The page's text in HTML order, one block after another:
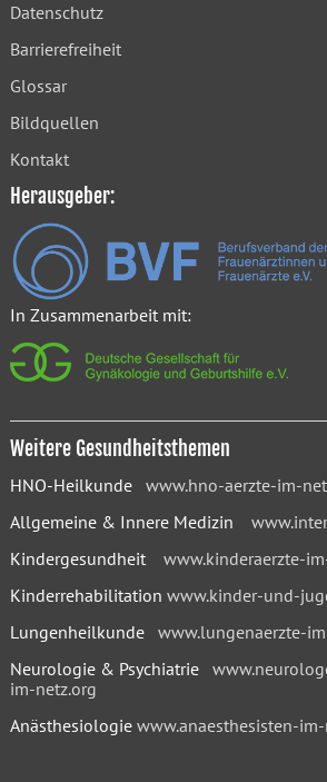
Datenschutz
Barrierefreiheit
Glossar
Bildquellen
Kontakt
Herausgeber:
In Zusammenarbeit mit:
Weitere Gesundheitsthemen
HNO-Heilkunde www.hno-aerzte-im-
Allgemeine & Innere Medizin
Kindergesundheit www.kinderaerzte-
Kinderrehabilitation www.kinder-und-
Lungenheilkunde www.lungenaerzte-
Neurologie & Psychiatrie
im-netz.org
Anästhesiologie www.anaesthesisten-